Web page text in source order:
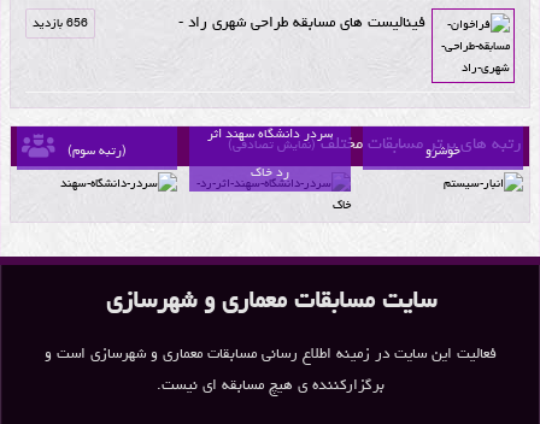
فینالیست های مسابقه طراحی شهری راد - 656 بازدید
رتبه های برتر مسابقات مختلف(نمایش تصادفی)
انبار سیستم اثر مهران
خوشرو
سردر دانشگاه سهند اثر
رد خاک
سردر دانشگاه سهند
(رتبه سوم)
سایت مسابقات معماری و شهرسازی
فعالیت این سایت در زمینه اطلاع رسانی مسابقات معماری و شهرسازی است و
برگزارکننده ی هیچ مسابقه ای نیست.